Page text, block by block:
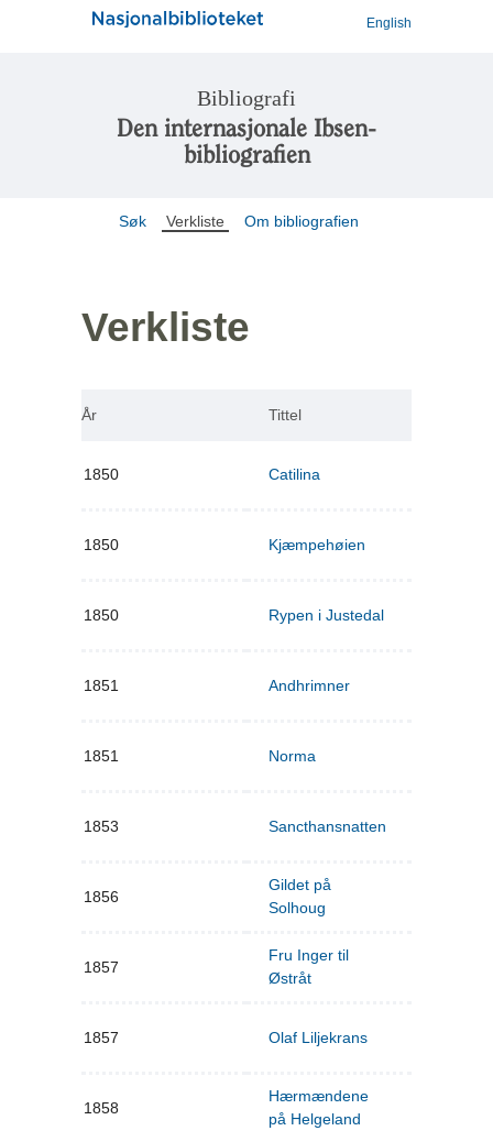
English
Bibliografi
Den internasjonale Ibsen-
bibliografien
Søk Verkliste Om bibliografien
Verkliste
År Tittel
1850 Catilina
1850 Kjæmpehøien
1850 Rypen i Justedal
1851 Andhrimner
1851 Norma
1853 Sancthansnatten
1856
Gildet på
Solhoug
1857
Fru Inger til
Østråt
1857 Olaf Liljekrans
1858
Hærmændene
på Helgeland